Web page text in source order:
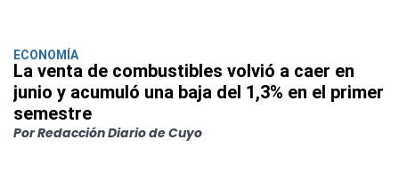
ECONOMÍA
La venta de combustibles volvió a caer en
junio y acumuló una baja del 1,3% en el primer
semestre
Por Redacción Diario de Cuyo